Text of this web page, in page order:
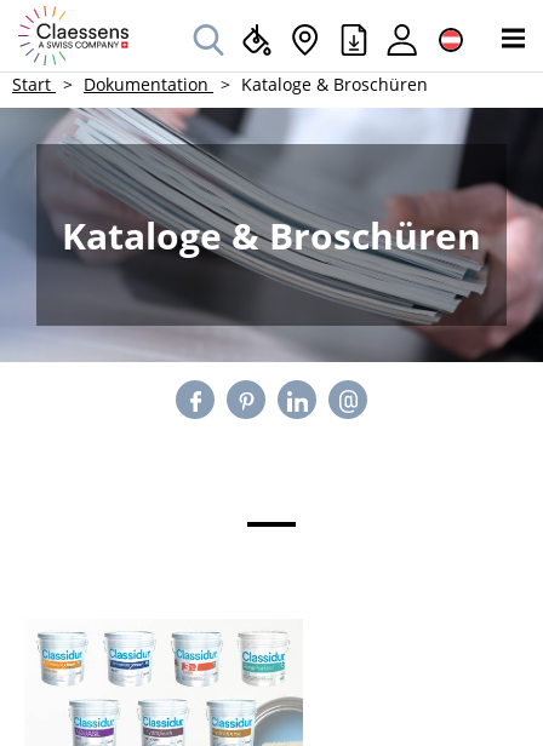
Start Dokumentation Kataloge & Broschüren
Kataloge & Broschüren